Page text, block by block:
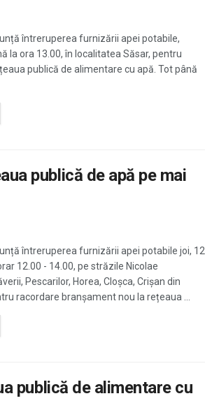
întreruperea furnizării apei potabile,
la ora 13.00, în localitatea Săsar, pentru
publică de alimentare cu apă. Tot până
publică de apă pe mai
întreruperea furnizării apei potabile joi, 12
12.00 - 14.00, pe străzile Nicolae
Pescarilor, Horea, Cloșca, Crișan din
racordare branșament nou la rețeaua ...
publică de alimentare cu